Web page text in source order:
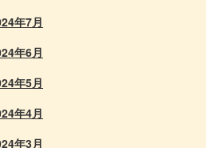
年7月
年6月
年5月
年4月
年3月